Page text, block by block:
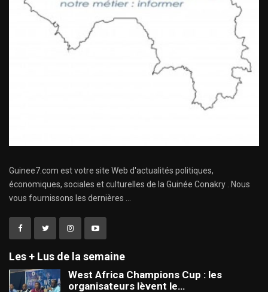
Guinee7.com est votre site Web d'actualités politiques,
économiques, sociales et culturelles de la Guinée Conakry . Nous
vous fournissons les dernières ...
Les + Lus de la semaine
West Africa Champions Cup : les
organisateurs lèvent le…